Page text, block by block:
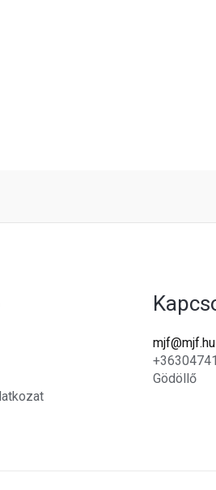
mjf@mjf.hu
Gödöllő